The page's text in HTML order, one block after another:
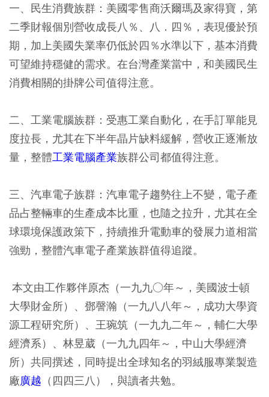
一、民生消費族群：美國零售商沃爾瑪及家得寶，第
二季財報個別營收成長八％、八．四％，表現優於預
期，加上美國失業率仍低於四％水準以下，基本消費
可望維持穩健的需求。在台灣產業當中，和美國民生
消費相關的掛牌公司值得注意。
二、工業電腦族群：受惠工業自動化，在手訂單能見
度拉長，尤其在下半年晶片缺料緩解，營收正逐漸放
量，整體工業電腦產業族群公司都值得注意。
三、汽車電子族群：汽車電子趨勢往上不變，電子產
品占整輛車的生產成本比重，也隨之拉升，尤其在全
球環境保護政策下，持續推升電動車的發展力道相當
強勁，整體汽車電子產業族群值得追蹤。
本文由工作夥伴原杰（一九九○年～，美國波士頓
大學財金所）、鄧謦瀚（一九八八年～，成功大學資
源工程研究所）、王琬筑（一九九二年～，輔仁大學
經濟系）、林昱葳（一九九四年～，中山大學經濟
所）共同撰述，同時提出全球知名的羽絨服專業製造
廠廣越 （四四三八），與讀者共勉。